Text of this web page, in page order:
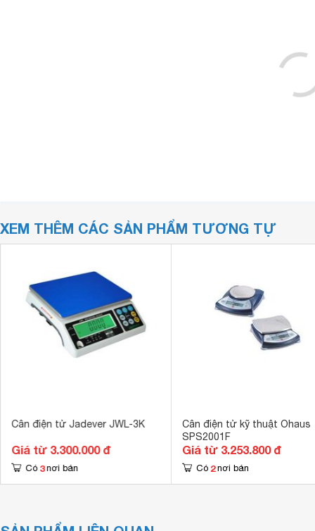
XEM THÊM CÁC SẢN PHẨM TƯƠNG TỰ
Cân điện tử Jadever JWL-3K
Giá từ 3.300.000 đ
Có 3 nơi bán
Cân điện tử kỹ thuật Ohaus
SPS2001F
Giá từ 3.253.800 đ
Có 2 nơi bán